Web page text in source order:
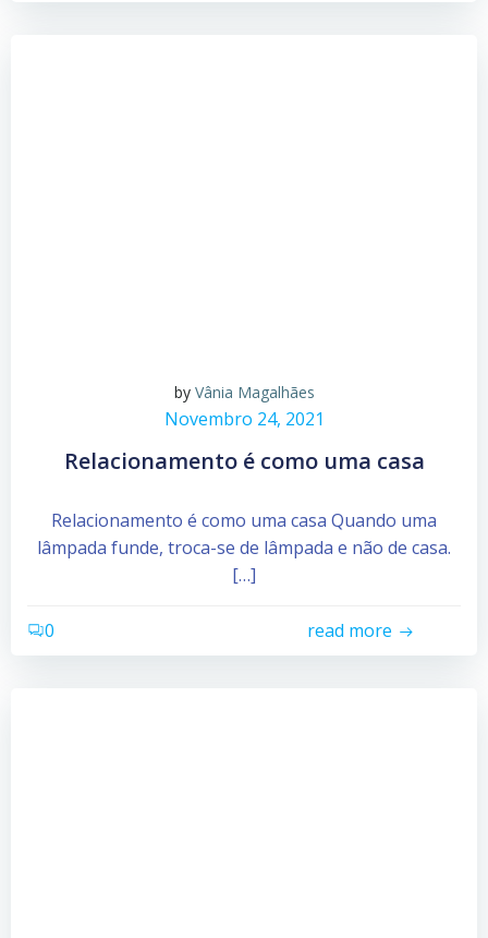
by Vânia Magalhães
Novembro 24, 2021
Relacionamento é como uma casa
Relacionamento é como uma casa Quando uma
lâmpada funde, troca-se de lâmpada e não de casa.
[…]
0 read more